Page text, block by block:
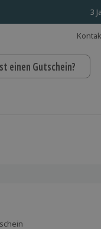
3
einen Gutschein?